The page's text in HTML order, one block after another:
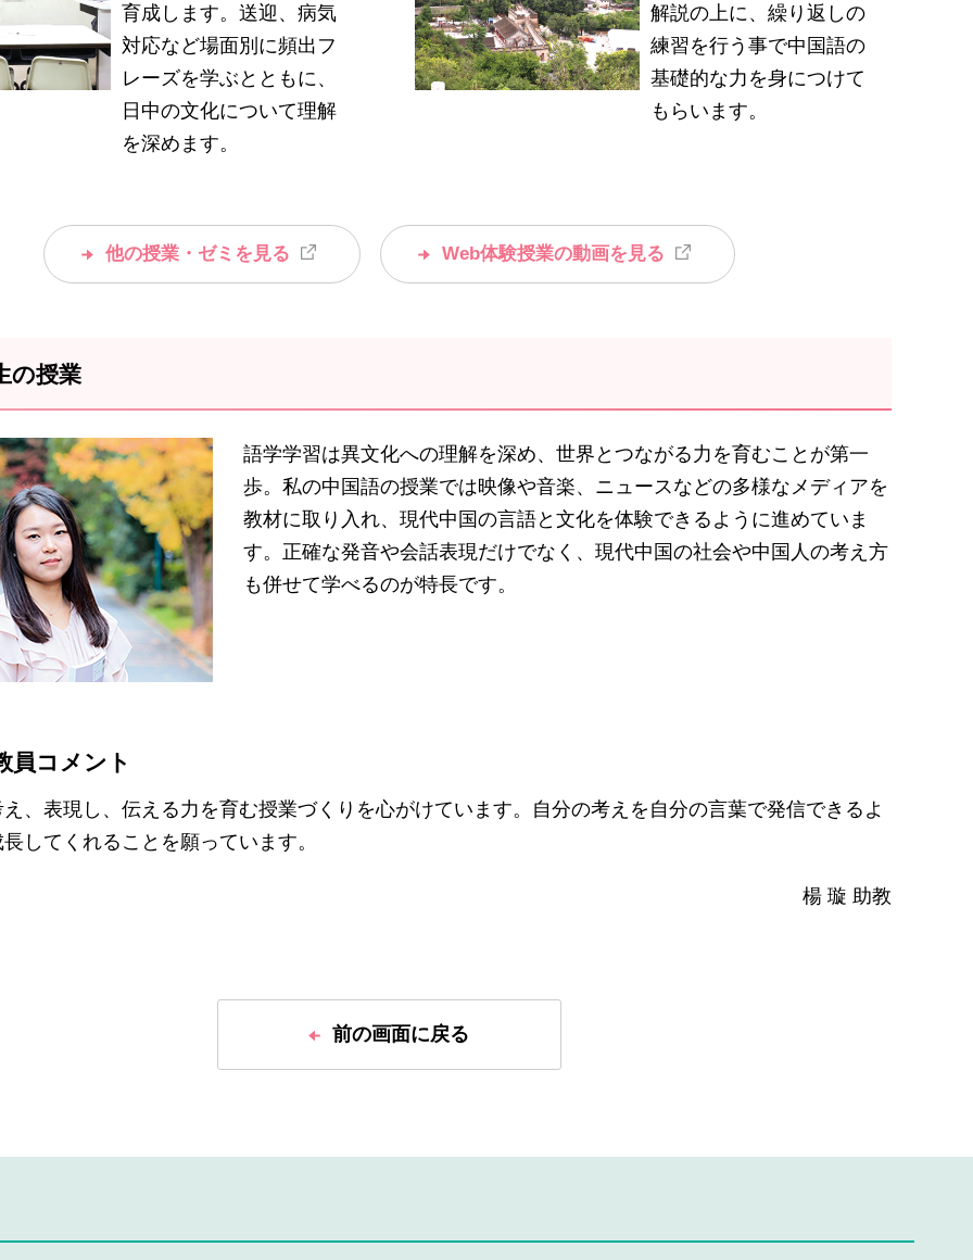
育成します。送迎、病気
対応など場面別に頻出フ
レーズを学ぶとともに、
日中の文化について理解
を深めます。
解説の上に、繰り返しの
練習を行う事で中国語の
基礎的な力を身につけて
もらいます。
他の授業・ゼミを見る Web体験授業の動画を見る
の授業
語学学習は異文化への理解を深め、世界とつながる力を育むことが第一
歩。私の中国語の授業では映像や音楽、ニュースなどの多様なメディアを
教材に取り入れ、現代中国の言語と文化を体験できるように進めていま
す。正確な発音や会話表現だけでなく、現代中国の社会や中国人の考え方
も併せて学べるのが特長です。
員コメント
、表現し、伝える力を育む授業づくりを心がけています。自分の考えを自分の言葉で発信できるよ
してくれることを願っています。
楊 璇 助教
前の画面に戻る